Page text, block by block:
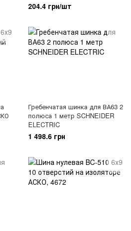
204.4 грн/шт
Гребенчатая шинка для ВА63 2
полюса 1 метр SCHNEIDER
ELECTRIC
1 498.6 грн